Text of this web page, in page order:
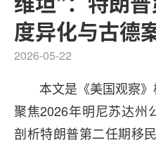
度异化与古德
2026-05-22
本文是《美国观察》
聚焦2026年明尼苏达州
剖析特朗普第二任期移